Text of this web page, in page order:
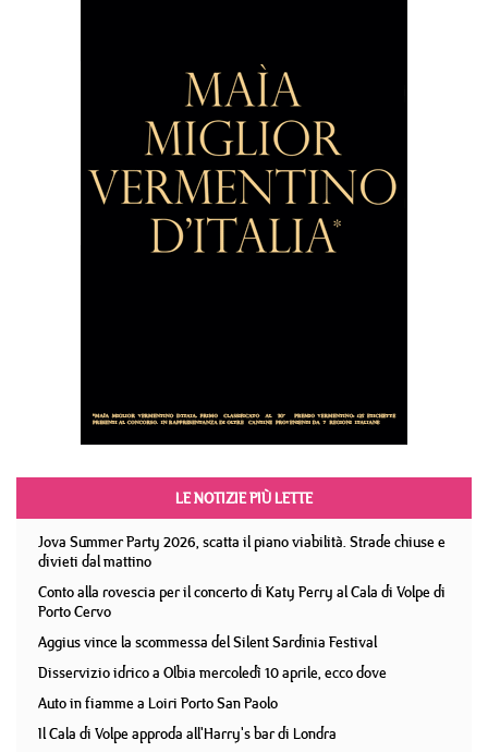
LE NOTIZIE PIÙ LETTE
Jova Summer Party 2026, scatta il piano viabilità. Strade chiuse e
divieti dal mattino
Conto alla rovescia per il concerto di Katy Perry al Cala di Volpe di
Porto Cervo
Aggius vince la scommessa del Silent Sardinia Festival
Disservizio idrico a Olbia mercoledì 10 aprile, ecco dove
Auto in fiamme a Loiri Porto San Paolo
Il Cala di Volpe approda all'Harry's bar di Londra